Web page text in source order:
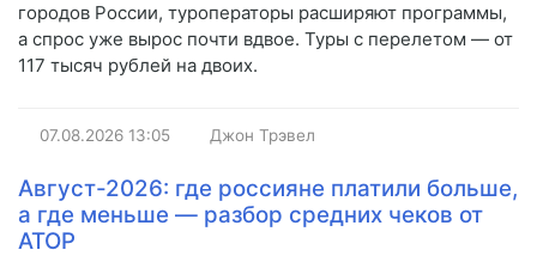
городов России, туроператоры расширяют программы,
а спрос уже вырос почти вдвое. Туры с перелетом — от
117 тысяч рублей на двоих.
07.08.2026 13:05 Джон Трэвел
Август-2026: где россияне платили больше,
а где меньше — разбор средних чеков от
АТОР